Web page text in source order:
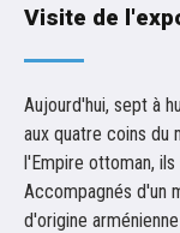
Visite de
Aujourd'hui, sept à
aux quatre coins du
l'Empire ottoman,
Accompagnés d'un
d'origine